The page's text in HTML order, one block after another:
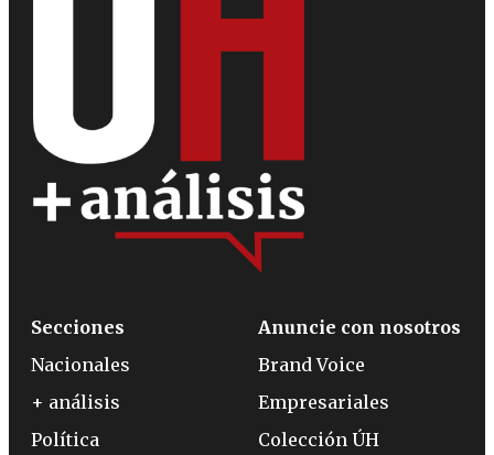
Secciones
Nacionales
+ análisis
Política
Anuncie con nosotros
Brand Voice
Empresariales
Colección ÚH